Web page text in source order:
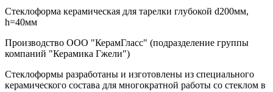
Стеклоформа керамическая для тарелки глубокой d200мм,
h=40мм
Производство ООО "КерамГласс" (подразделение группы
компаний "Керамика Гжели")
Стеклоформы разработаны и изготовлены из специального
керамического состава для многократной работы со стеклом в